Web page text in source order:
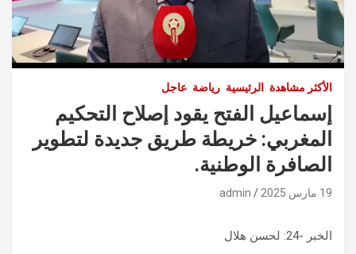
الأكثر مشاهدة الرئيسية رياضة عاجل
إسماعيل الفتح يقود إصلاح التحكيم
المغربي: خريطة طريق جديدة لتطوير
الصافرة الوطنية.
19 مارس 2025 admin
الخبر -24: لحسن هلال